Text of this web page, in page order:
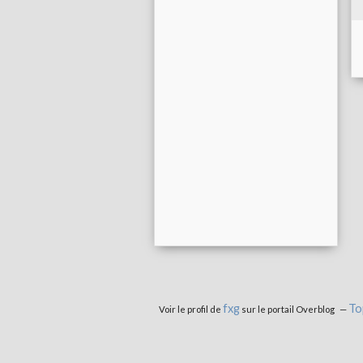
Voir le profil de fxgsur le portail Overblog